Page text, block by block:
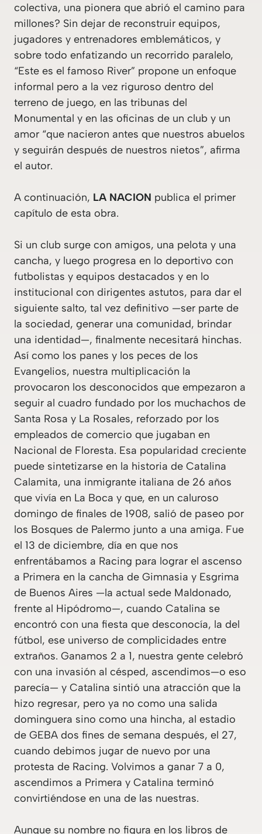
colectiva, una pionera que abrió el camino para
millones? Sin dejar de reconstruir equipos,
jugadores y entrenadores emblemáticos, y
sobre todo enfatizando un recorrido paralelo,
“Este es el famoso River” propone un enfoque
informal pero a la vez riguroso dentro del
terreno de juego, en las tribunas del
Monumental y en las oficinas de un club y un
amor “que nacieron antes que nuestros abuelos
y seguirán después de nuestros nietos”, afirma
el autor.
A continuación, LA NACION publica el primer
capítulo de esta obra.
Si un club surge con amigos, una pelota y una
cancha, y luego progresa en lo deportivo con
futbolistas y equipos destacados y en lo
institucional con dirigentes astutos, para dar el
siguiente salto, tal vez definitivo —ser parte de
la sociedad, generar una comunidad, brindar
una identidad—, finalmente necesitará hinchas.
Así como los panes y los peces de los
Evangelios, nuestra multiplicación la
provocaron los desconocidos que empezaron a
seguir al cuadro fundado por los muchachos de
Santa Rosa y La Rosales, reforzado por los
empleados de comercio que jugaban en
Nacional de Floresta. Esa popularidad creciente
puede sintetizarse en la historia de Catalina
Calamita, una inmigrante italiana de 26 años
que vivía en La Boca y que, en un caluroso
domingo de finales de 1908, salió de paseo por
los Bosques de Palermo junto a una amiga. Fue
el 13 de diciembre, día en que nos
enfrentábamos a Racing para lograr el ascenso
a Primera en la cancha de Gimnasia y Esgrima
de Buenos Aires —la actual sede Maldonado,
frente al Hipódromo—, cuando Catalina se
encontró con una fiesta que desconocía, la del
fútbol, ese universo de complicidades entre
extraños. Ganamos 2 a 1, nuestra gente celebró
con una invasión al césped, ascendimos—o eso
parecía— y Catalina sintió una atracción que la
hizo regresar, pero ya no como una salida
dominguera sino como una hincha, al estadio
de GEBA dos fines de semana después, el 27,
cuando debimos jugar de nuevo por una
protesta de Racing. Volvimos a ganar 7 a 0,
ascendimos a Primera y Catalina terminó
convirtiéndose en una de las nuestras.
Aunque su nombre no figura en los libros de